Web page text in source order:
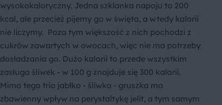
wysokokaloryczny. Jedna szklanka napoju to 200
kcal, ale przecież pijemy go w święta, a wtedy kalorii
nie liczymy. Poza tym większość z nich pochodzi z
cukrów zawartych w owocach, więc nie ma potrzeby
dosładzania go. Dużo kalorii to przede wszystkim
zasługa śliwek - w 100 g znajduje się 300 kalorii.
Mimo tego trio jabłko - śliwka - gruszka ma
zbawienny wpływ na perystaltykę jelit, a tym samym